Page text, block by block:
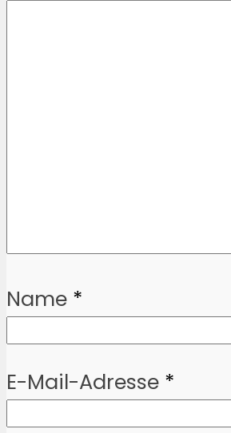
Name *
E-Mail-Adresse *